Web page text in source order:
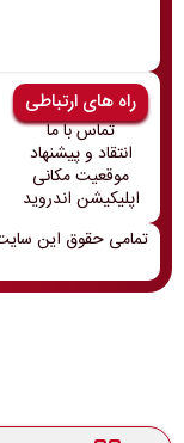
راه های ارتباطی
تماس با ما
انتقاد و پیشنهاد
موقعیت مکانی
اپلیکیشن اندروید
تمامی حقوق این